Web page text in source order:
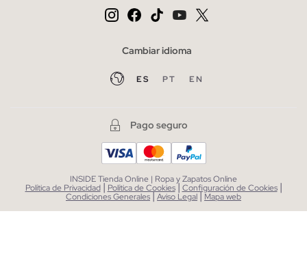
Cambiar idioma
ES PT EN
Pago seguro
INSIDE Tienda Online | Ropa y Zapatos Online
Política de Privacidad | Política de Cookies| Configuración de Cookies |
Condiciones Generales|Aviso Legal| Mapa web